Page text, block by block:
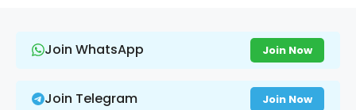
Join WhatsApp Join Now
Join Telegram Join Now